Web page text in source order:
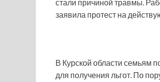
стали причиной травмы.
заявила протест на
В Курской области семьям
для получения льгот. По